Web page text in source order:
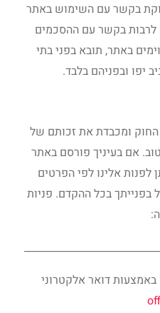
בקשר עם השימוש באתר
בקשר עם ההסכמים
באתר, תובא בפני בתי
יפו ובפניהם בלבד.
ומכבדת את זכותם של
אם בעיניך פורסם באתר
לפנות אלינו לפי הפרטים
בפנייתך בכל ההקדם. פניות
באמצעות דואר אלקטרוני